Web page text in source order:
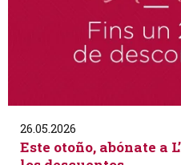
26.05.2026
Este otoño, abónate a